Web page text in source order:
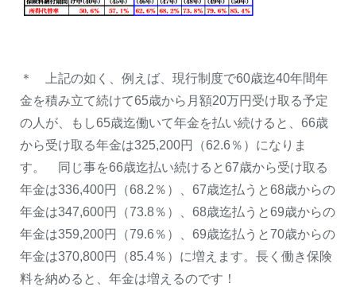
＊ 上記の如く、例えば、現行制度で60歳迄40年間年
金を積み立て続けて65歳から月額20万円受け取る予定
の人が、もし65歳迄働いて年金を払い続けると、66歳
から受け取る年金は325,200円（62.6％）になりま
す。 同じ事を66歳迄払い続けると67歳から受け取る
年金は336,400円（68.2％）、67歳迄払うと68歳からの
年金は347,600円（73.8％）、68歳迄払うと69歳からの
年金は359,200円（79.6％）、69歳迄払うと70歳からの
年金は370,800円（85.4％）に増えます。長く働き保険
料を納めると、年金は増えるのです！